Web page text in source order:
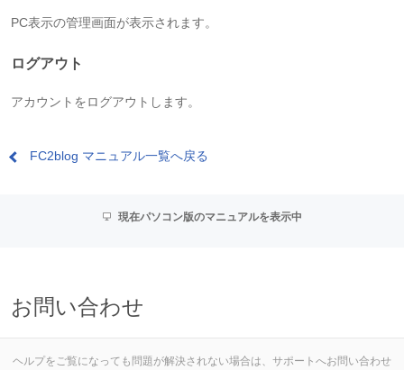
PC表示の管理画面が表示されます。
ログアウト
アカウントをログアウトします。
FC2blog マニュアル一覧へ戻る
現在パソコン版のマニュアルを表示中
お問い合わせ
ヘルプをご覧になっても問題が解決されない場合は、サポートへお問い合わせ